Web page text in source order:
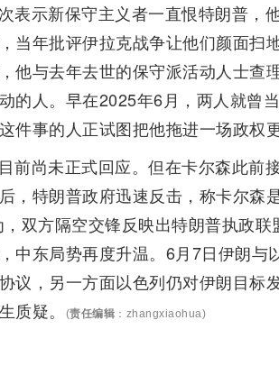
表示新保守主义者一直恨特朗普，
当年批评伊拉克战争让他们颜面扫
他与去年去世的保守派活动人士查
的人。早在2025年6月，两人就曾
事的人正试图把他拖进一场政权更
前尚未正式回应。但在卡尔森此前
，特朗普政府迅速反击，称卡尔森
双方隔空交锋反映出特朗普执政联
中东局势再度升温。6月7日伊朗与
议，另一方面以色列仍对伊朗目标
质疑。
(责任编辑 ：zhangxiaohua)